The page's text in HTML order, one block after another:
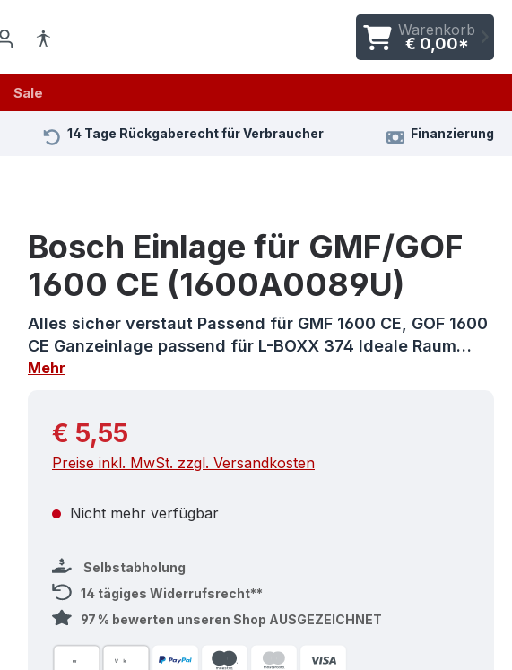
Warenkorb
€ 0,00*
Sale
14 Tage Rückgaberecht für Verbraucher Finanzierung
Bosch Einlage für GMF/GOF
1600 CE (1600A0089U)
Alles sicher verstaut Passend für GMF 1600 CE, GOF 1600
CE Ganzeinlage passend für L-BOXX 374 Ideale Raum…
Mehr
Regulärer Preis:
€ 5,55
Preise inkl. MwSt. zzgl. Versandkosten
Nicht mehr verfügbar
Selbstabholung
14 tägiges Widerrufsrecht**
97 % bewerten unseren Shop AUSGEZEICHNET